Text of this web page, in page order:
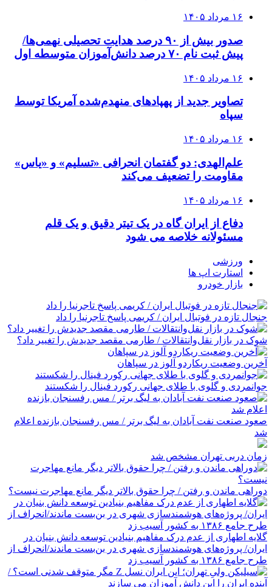
۱۶ مرداد ۱۴۰۵
صدور بیش از ۹۰ درصد هدایت تحصیلی نهمی‌ها/
پیش ثبت نام ۷۰ درصد دانش‌آموزان متوسطه اول
۱۶ مرداد ۱۴۰۵
تصاویر جدید از پهپادهای منهدم‌شده آمریکا توسط
سپاه
۱۶ مرداد ۱۴۰۵
علم‌الهدی: دو گفتمان انحرافی «تسلیم» و «یاس»
مقاومت را تضعیف می‌کند
۱۶ مرداد ۱۴۰۵
دفاع از ایران گاه در یک تیتر دقیق و یک قلم
مسئولانه خلاصه می شود
ورزشی
استارت اپ ها
بازار خودرو
جنجال تازه در فوتبال ایران / کریمی پاسخ تاجرنیا را داد
شوک در بازار نقل‌وانتقالات / طارمی مقصد جدیدش را تغییر داد؟
آخرین وضعیت ریکاردو آلوز در سپاهان
جوانمردی و گلوی با طلای جهانی رکورد فینال را شکستند
صعود صنعت نفت آبادان به لیگ برتر / مس رفسنجان بازنده اعلام
شد
زمان دربی تهران مشخص شد
دوراهی ماندن و رفتن / چرا حقوق بالاتر دیگر مانع مهاجرت نیست؟
گلایه اطهاری از عدم درک مفاهیم بنیادین توسعه دانش بنیان در
ایران/ پروژه‌های هوشمندسازی شهری در بن‌بست ماندند/انحراف از
طرح جامع ۱۳۸۶ به کشور آسیب زد